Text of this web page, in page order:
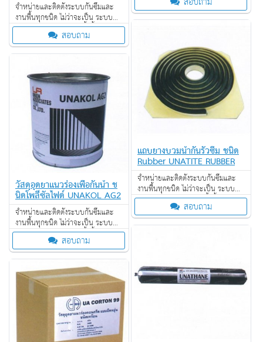
ป้องกันไฟลาม งานเคลือบปกป้องพื้น
ผิว งานเคลือบสารสะท้อนความร้อน
จำหน่ายและติดตั้งระบบกันซึมและ
งานพื้นทุกชนิด ไม่ว่าจะเป็น ระบบ
งานกันซึม ระบบงานติดตั้งพื้น งาน
ป้องกันไฟลาม งานเคลือบปกป้องพื้น
ผิว งานเคลือบสารสะท้อนความร้อน
สอบถาม
แถบยางบวมน้ำกันรั่วซึม ชนิด
Rubber UNATITE RUBBER
จำหน่ายและติดตั้งระบบกันซึมและ
งานพื้นทุกชนิด ไม่ว่าจะเป็น ระบบ
งานกันซึม ระบบงานติดตั้งพื้น งาน
ป้องกันไฟลาม งานเคลือบปกป้องพื้น
ผิว งานเคลือบสารสะท้อนความร้อน
สอบถาม
วัสดุอุดยาแนวร่องเพื่อกันน้ำ ช
นิดโพลีซัลไฟด์ UNAKOL AG2
จำหน่ายและติดตั้งระบบกันซึมและ
งานพื้นทุกชนิด ไม่ว่าจะเป็น ระบบ
งานกันซึม ระบบงานติดตั้งพื้น งาน
ป้องกันไฟลาม งานเคลือบปกป้องพื้น
ผิว งานเคลือบสารสะท้อนความร้อน
สอบถาม